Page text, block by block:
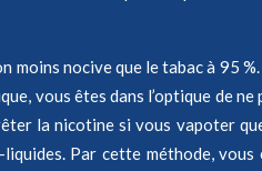
nocive que le tabac à 95
vous êtes dans l’optique
la nicotine si vous vapoter
Par cette méthode,